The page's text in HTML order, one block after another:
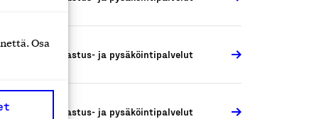
Osa
katsastus- ja pysäköintipalvelut
katsastus- ja pysäköintipalvelut